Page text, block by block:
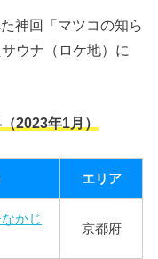
神回「マツコの知ら
ウナ（ロケ地）に
2023年1月）
エリア
かじ
京都府